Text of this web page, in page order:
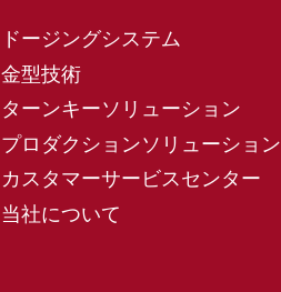
ドージングシステム
金型技術
ターンキーソリューション
プロダクションソリューション
カスタマーサービスセンター
当社について